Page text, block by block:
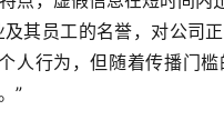
其员工的名誉，对公司
人行为，但随着传播门
”